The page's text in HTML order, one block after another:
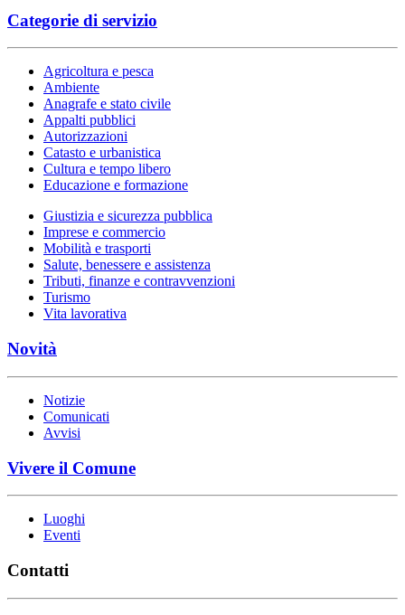
Categorie di servizio
Agricoltura e pesca
Ambiente
Anagrafe e stato civile
Appalti pubblici
Autorizzazioni
Catasto e urbanistica
Cultura e tempo libero
Educazione e formazione
Giustizia e sicurezza pubblica
Imprese e commercio
Mobilità e trasporti
Salute, benessere e assistenza
Tributi, finanze e contravvenzioni
Turismo
Vita lavorativa
Novità
Notizie
Comunicati
Avvisi
Vivere il Comune
Luoghi
Eventi
Contatti